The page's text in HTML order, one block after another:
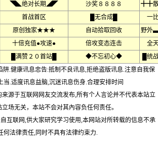
◥◣绝对长期◢◤ 沙奖８８８８
╋╋
首战首区 █无合成█
一
原创独家★★★ 自动拾取回收
野外
十倍充值●攻速● 倍攻变态连击
全
█满赞２０首站█ ◆不忘初心◆
█统
阱.健康讯息忠告:抵制不良讯息,拒绝盗版讯息.注意自我保
当.适度讯息益脑,沉迷讯息伤身.合理安排时间
源于互联网网友交流发布,所有个人言论并不代表本站立
场无关，本站不会对其內容负任何责任。
互联网,供大家研究学习使用,本网站对所转载的信息不承
何法律责任,同时不具有法律约束力.